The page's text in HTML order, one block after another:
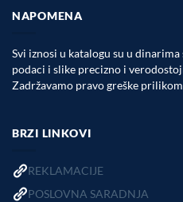
NAPOMENA
Svi iznosi u katalogu su u
podaci i slike precizno i
Zadržavamo pravo greške
BRZI LINKOVI
REKLAMACIJE
POSLOVNA SARADNJA